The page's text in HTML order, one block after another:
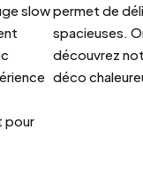
slow
pour
permet de
spacieuses.
découvrez
déco